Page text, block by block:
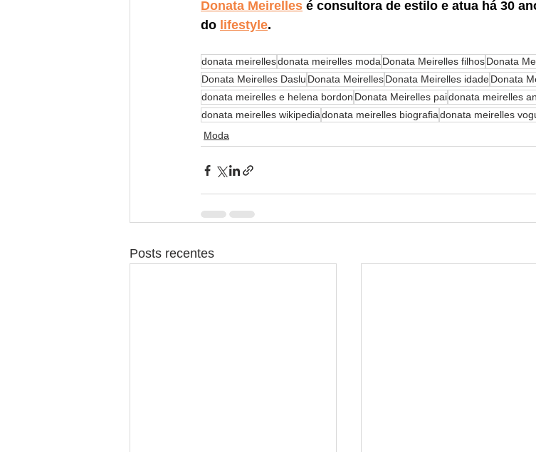
Donata Meirelles é consultora de estilo e atua há 30
do lifestyle.
donata meirellesdonata meirelles modaDonata Meirelles filhosDonata
Donata Meirelles Daslu Donata MeirellesDonata Meirelles idadeDonata
donata meirelles e helena bordon Donata Meirelles paidonata meirelles
donata meirelles wikipediadonata meirelles biografiadonata meirelles
Moda
Posts recentes